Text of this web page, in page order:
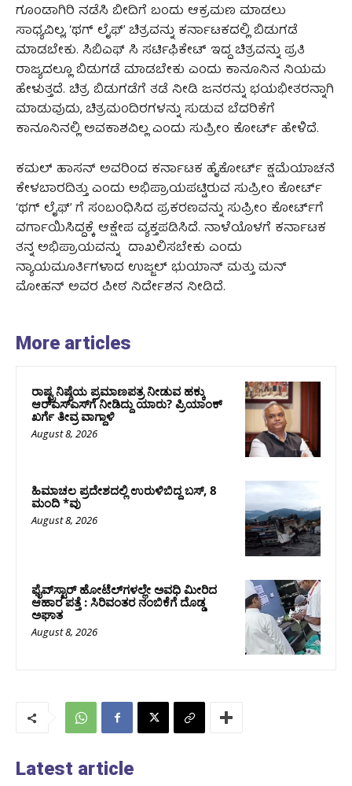
ಗೂಂಡಾಗಿರಿ ನಡೆಸಿ ಬೀದಿಗೆ ಬಂದು ಆಕ್ರಮಣ ಮಾಡಲು
ಸಾಧ್ಯವಿಲ್ಲ, ‘ಥಗ್ ಲೈಫ್’ ಚಿತ್ರವನ್ನು ಕರ್ನಾಟಕದಲ್ಲಿ ಬಿಡುಗಡೆ
ಮಾಡಬೇಕು. ಸಿಬಿಎಫ್‌ ಸಿ ಸರ್ಟಿಫಿಕೇಟ್ ಇದ್ದ ಚಿತ್ರವನ್ನು ಪ್ರತಿ
ರಾಜ್ಯದಲ್ಲೂ ಬಿಡುಗಡೆ ಮಾಡಬೇಕು ಎಂದು ಕಾನೂನಿನ ನಿಯಮ
ಹೇಳುತ್ತದೆ. ಚಿತ್ರ ಬಿಡುಗಡೆಗೆ ತಡೆ ನೀಡಿ ಜನರನ್ನು ಭಯಭೀತರನ್ನಾಗಿ
ಮಾಡುವುದು, ಚಿತ್ರಮಂದಿರಗಳನ್ನು ಸುಡುವ ಬೆದರಿಕೆಗೆ
ಕಾನೂನಿನಲ್ಲಿ ಅವಕಾಶವಿಲ್ಲ ಎಂದು ಸುಪ್ರೀಂ ಕೋರ್ಟ್ ಹೇಳಿದೆ.
ಕಮಲ್ ಹಾಸನ್ ಅವರಿಂದ ಕರ್ನಾಟಕ ಹೈಕೋರ್ಟ್ ಕ್ಷಮೆಯಾಚನೆ
ಕೇಳಬಾರದಿತ್ತು ಎಂದು ಅಭಿಪ್ರಾಯಪಟ್ಟಿರುವ ಸುಪ್ರೀಂ ಕೋರ್ಟ್
‘ಥಗ್ ಲೈಫ್’ ಗೆ ಸಂಬಂಧಿಸಿದ ಪ್ರಕರಣವನ್ನು ಸುಪ್ರೀಂ ಕೋರ್ಟ್‌ಗೆ
ವರ್ಗಾಯಿಸಿದ್ದಕ್ಕೆ ಆಕ್ಷೇಪ ವ್ಯಕ್ತಪಡಿಸಿದೆ. ನಾಳೆಯೊಳಗೆ ಕರ್ನಾಟಕ
ತನ್ನ ಅಭಿಪ್ರಾಯವನ್ನು ದಾಖಲಿಸಬೇಕು ಎಂದು
ನ್ಯಾಯಮೂರ್ತಿಗಳಾದ ಉಜ್ಜಲ್‌ ಭುಯಾನ್‌ ಮತ್ತು ಮನ್‌
ಮೋಹನ್‌ ಅವರ ಪೀಠ ನಿರ್ದೇಶನ ನೀಡಿದೆ.
More articles
ರಾಷ್ಟ್ರನಿಷ್ಠೆಯ ಪ್ರಮಾಣಪತ್ರ ನೀಡುವ ಹಕ್ಕು
ಆರ್‌ಎಸ್‌ಎಸ್‌ಗೆ ನೀಡಿದ್ದು ಯಾರು? ಪ್ರಿಯಾಂಕ್
ಖರ್ಗೆ ತೀವ್ರ ವಾಗ್ದಾಳಿ
August 8, 2026
ಹಿಮಾಚಲ ಪ್ರದೇಶದಲ್ಲಿ ಉರುಳಿಬಿದ್ದ ಬಸ್‌, 8
ಮಂದಿ *ವು
August 8, 2026
ಫೈವ್‌ಸ್ಟಾರ್ ಹೋಟೆಲ್‌ಗಳಲ್ಲೇ ಅವಧಿ ಮೀರಿದ
ಆಹಾರ ಪತ್ತೆ : ಸಿರಿವಂತರ ನಂಬಿಕೆಗೆ ದೊಡ್ಡ
ಅಘಾತ
August 8, 2026
Latest article